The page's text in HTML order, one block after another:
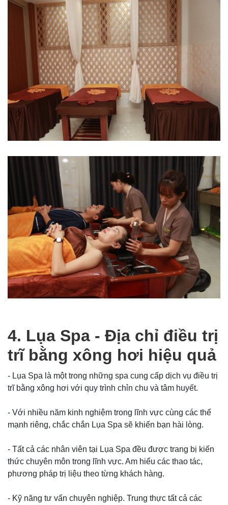
4. Lụa Spa - Địa chỉ điều trị
trĩ bằng xông hơi hiệu quả
- Lụa Spa là một trong những spa cung cấp dịch vụ điều trị
trĩ bằng xông hơi với quy trình chỉn chu và tâm huyết.
- Với nhiều năm kinh nghiệm trong lĩnh vực cùng các thế
mạnh riêng, chắc chắn Lụa Spa sẽ khiến bạn hài lòng.
- Tất cả các nhân viên tại Lụa Spa đều được trang bị kiến
thức chuyên môn trong lĩnh vực. Am hiểu các thao tác,
phương pháp trị liệu theo từng khách hàng.
- Kỹ năng tư vấn chuyên nghiệp. Trung thực tất cả các